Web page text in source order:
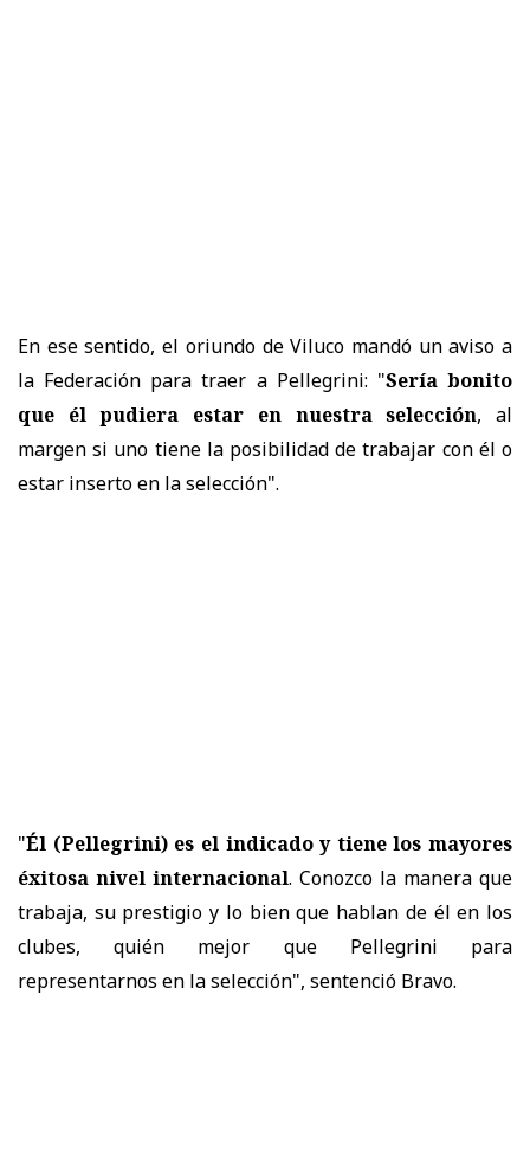
En ese sentido, el oriundo de Viluco mandó un aviso a
la Federación para traer a Pellegrini: "Sería bonito
que él pudiera estar en nuestra selección, al
margen si uno tiene la posibilidad de trabajar con él o
estar inserto en la selección".
"Él (Pellegrini) es el indicado y tiene los mayores
éxitosa nivel internacional. Conozco la manera que
trabaja, su prestigio y lo bien que hablan de él en los
clubes, quién mejor que Pellegrini para
representarnos en la selección", sentenció Bravo.